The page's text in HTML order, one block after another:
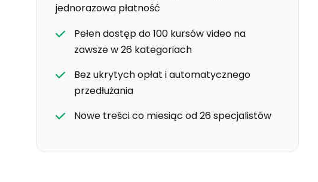
jednorazowa płatność
Pełen dostęp do 100 kursów video na
zawsze w 26 kategoriach
Bez ukrytych opłat i automatycznego
przedłużania
Nowe treści co miesiąc od 26 specjalistów